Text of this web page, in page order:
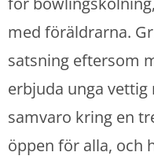
med föräldrarna.
satsning eftersom
erbjuda unga
samvaro kring en
öppen för alla, och